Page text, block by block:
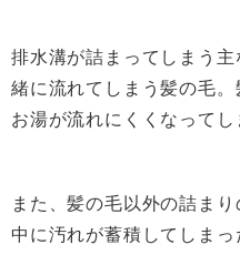
排水溝が詰まってしまう
緒に流れてしまう髪の毛。
お湯が流れにくくなってし
また、髪の毛以外の詰ま
中に汚れが蓄積してしまっ